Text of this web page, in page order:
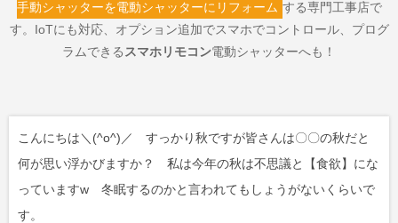
手動シャッターを電動シャッターにリフォーム する専門工事店で
す。IoTにも対応、オプション追加でスマホでコントロール、プログ
ラムできる スマホリモコン電動シャッターへも！
こんにちは＼(^o^)／ すっかり秋ですが皆さんは〇〇の秋だと
何が思い浮かびますか？ 私は今年の秋は不思議と【食欲】にな
っていますw 冬眠するのかと言われてもしょうがないくらいで
す。